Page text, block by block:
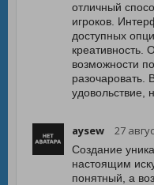
отличный
игроков.
доступных
креативность.
возможности
разочаровать.
удовольствие,
aysew 27
Создание
настоящим
понятный, а